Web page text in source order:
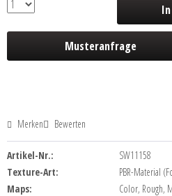
Musteranfrage
Merken Bewerten
Artikel-Nr.:
SW11158
Texture-Art:
PBR-Material
Maps:
Color, Rough,